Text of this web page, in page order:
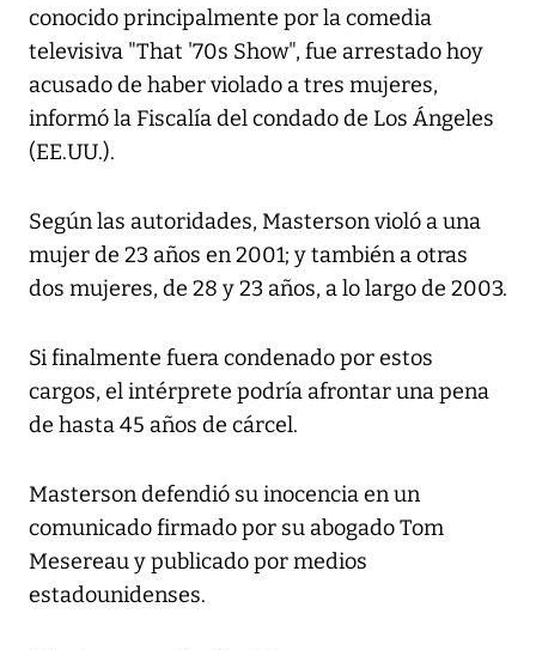
conocido principalmente por la comedia
televisiva "That '70s Show", fue arrestado hoy
acusado de haber violado a tres mujeres,
informó la Fiscalía del condado de Los Ángeles
(EE.UU.).
Según las autoridades, Masterson violó a una
mujer de 23 años en 2001; y también a otras
dos mujeres, de 28 y 23 años, a lo largo de 2003.
Si finalmente fuera condenado por estos
cargos, el intérprete podría afrontar una pena
de hasta 45 años de cárcel.
Masterson defendió su inocencia en un
comunicado firmado por su abogado Tom
Mesereau y publicado por medios
estadounidenses.